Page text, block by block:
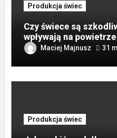
Produkcja świec
Czy świece są
wpływają na powietrze
Maciej Majnusz 31
Produkcja świec